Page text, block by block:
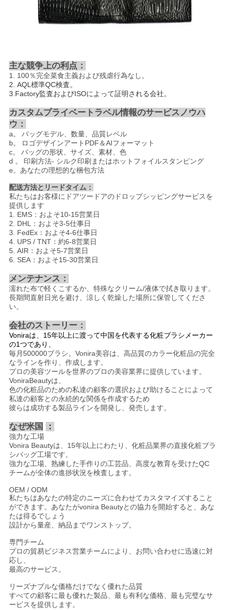
主な競争上の利点：
1.
100％完全菜食主義および残虐行為なし。
2. AQL標準QC検査。
3.Factory監査およびISOによって証明される会社。
カスタムプライベートラベル情報のサービスノウハ
ウ：
a。
バッグモデル、数量、品質レベル
b。
ロゴデザインアートPDF＆AIフォーマット
c。
バッグの形状、サイズ、素材、色
d 。 印刷方法- シルク印刷またはホットフォイルスタンピング
e。あなたの理想的な梱包方法
配送方法とリードタイム：
私たちはお客様にドアツードアのドロップシッピングサービスを
提供します
1. EMS：およそ10-15営業日
2. DHL：およそ3-5仕事日
3. FedEx：およそ4-6仕事日
4. UPS / TNT：約6-8営業日
5. AIR：およそ5-7営業日
6. SEA：およそ15-30営業日
メンテナンス：
濡れた布で軽くこするか、特殊なクリーム/液体で拭き取ります。
長期間直射日光を避け、涼しく乾燥した場所に保管してくださ
い。
会社のストーリー：
Voniraは、15年以上に渡って中国を代表する化粧ブラシメーカー
の1つであり、
毎月500000ブラシ。Vonira美容は、高品質のカラー化粧品の完全
なラインを作り、作成します。
プロの美容ツールを世界のプロの美容業界に提供しています。
VoniraBeautyは、
色の化粧品のための私達の顧客の選択および助けることによって
私達の顧客との永続的な関係を作成するため
彼らは成功する製品ラインを開発し、発売します。
なぜ米国 ：
強力な工場
Vonira Beautyは、15年以上にわたり、化粧品業界の直接化粧ブラ
シバッグ工場です。
強力な工場、熟練した手作りの工芸品、高度な教育を受けたQC
チームが全体の進捗状況を検査します。
OEM / ODM
私たちはあなたの特定のニーズに合わせてカスタマイズすること
ができます。あなたがvonira Beautyとの協力を開始すると、あな
たは得るでしょう
設計から量産、納品までワンストップ。
専門チーム
プロの貿易ビジネス営業チームにより、お問い合わせに迅速に対
応し、
最高のサービス。
リーズナブルな価格だけでなく優れた品質
すべての顧客に最も優れた製品、最も有利な価格、最も完璧なサ
ービスを提供します。